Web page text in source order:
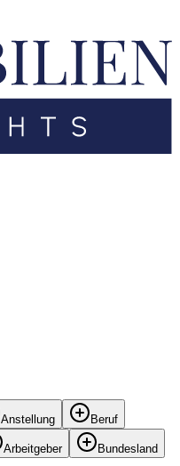
Anstellung Beruf
Arbeitgeber Bundesland